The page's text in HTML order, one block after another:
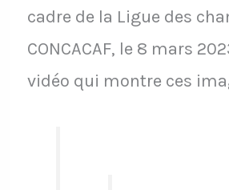
cadre de la Ligue des
CONCACAF, le 8 mars
vidéo qui montre ces